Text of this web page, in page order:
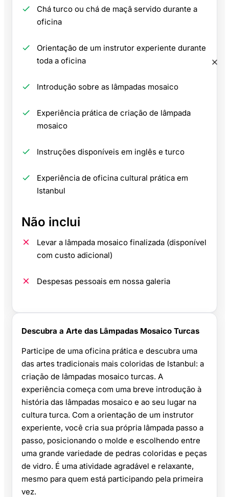
Chá turco ou chá de maçã servido durante a
oficina
Orientação de um instrutor experiente durante
toda a oficina
Introdução sobre as lâmpadas mosaico
Experiência prática de criação de lâmpada
mosaico
Instruções disponíveis em inglês e turco
Experiência de oficina cultural prática em
Istanbul
Não inclui
Levar a lâmpada mosaico finalizada (disponível
com custo adicional)
Despesas pessoais em nossa galeria
Descubra a Arte das Lâmpadas Mosaico Turcas
Participe de uma oficina prática e descubra uma
das artes tradicionais mais coloridas de Istanbul: a
criação de lâmpadas mosaico turcas. A
experiência começa com uma breve introdução à
história das lâmpadas mosaico e ao seu lugar na
cultura turca. Com a orientação de um instrutor
experiente, você cria sua própria lâmpada passo a
passo, posicionando o molde e escolhendo entre
uma grande variedade de pedras coloridas e peças
de vidro. É uma atividade agradável e relaxante,
mesmo para quem está participando pela primeira
vez.